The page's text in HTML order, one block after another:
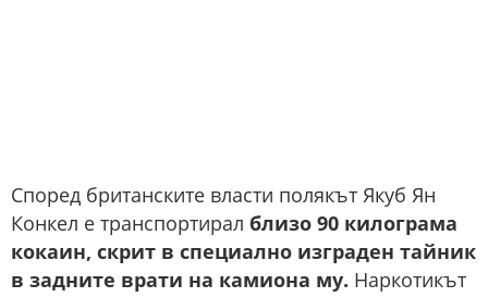
Според британските власти полякът Якуб Ян
Конкел е транспортирал близо 90 килограма
кокаин, скрит в специално изграден тайник
в задните врати на камиона му. Наркотикът